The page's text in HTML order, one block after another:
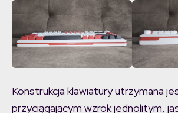
Konstrukcja klawiatury utrzymana
przyciągającym wzrok jednolitym,